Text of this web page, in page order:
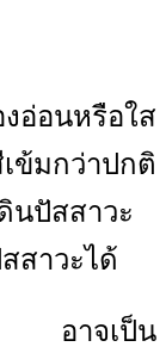
อ่อนหรือใส
มกว่าปกติ
นปัสสาวะ
สาวะได้
อาจเป็น